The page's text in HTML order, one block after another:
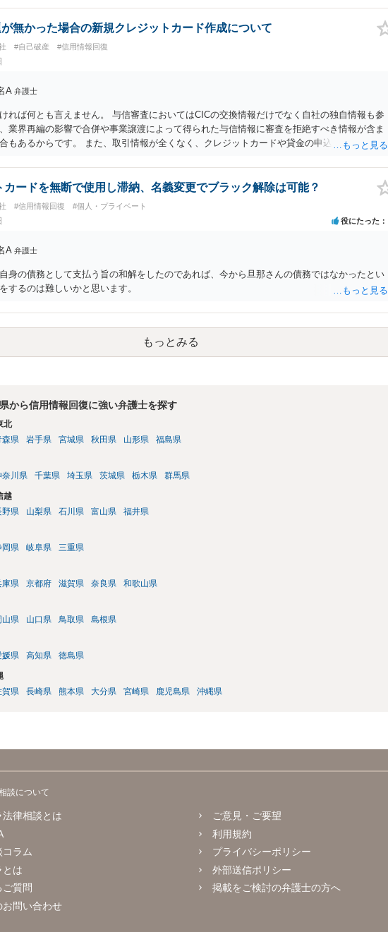
～２か月で返答かえってくる。報告書作成しはじめる→③さらに１カ月程度をめどに裁判
て など教えてくれると思います（個人破産で破産費用も確保できている場合の例示なので、
無かった場合の新規クレジットカード作成について
#自己破産 #信用情報回復
A 弁護士
れば何とも言えません。 与信審査においてはCICの交換情報だけでなく自社の独自情報も参
業界再編の影響で合併や事業譲渡によって得られた与信情報に審査を拒絶すべき情報が含ま
もあるからです。 また、取引情報が全くなく、クレジットカードや貸金の申込情報（クレヒ
すが、社会人であればクレジットカードの1枚くらい持っていて当然であるといえるため、
再生歴があり登録期間満了で抹消された可能性があると警戒されてしまうからです。 ただ、
も少なくないようです。
カードを無断で使用し滞納、名義変更でブラック解除は可能？
#信用情報回復 #個人・プライベート
役にたった
A 弁護士
身の債務として支払う旨の和解をしたのであれば、今から旦那さんの債務ではなかったとい
するのは難しいかと思います。
もっとみる
から信用情報回復に強い弁護士を探す
北
森県 岩手県 宮城県 秋田県 山形県 福島県
奈川県 千葉県 埼玉県 茨城県 栃木県 群馬県
越
野県 山梨県 石川県 富山県 福井県
岡県 岐阜県 三重県
庫県 京都府 滋賀県 奈良県 和歌山県
山県 山口県 鳥取県 島根県
媛県 高知県 徳島県
賀県 長崎県 熊本県 大分県 宮崎県 鹿児島県 沖縄県
談について
法律相談とは
コラム
とは
ご質問
お問い合わせ
ご意見・ご要望
利用規約
プライバシーポリシー
外部送信ポリシー
掲載をご検討の弁護士の方へ